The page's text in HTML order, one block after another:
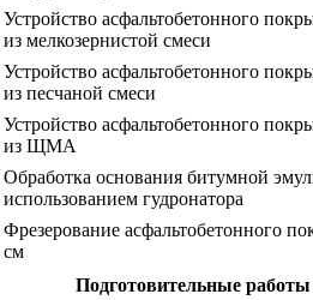
Устройство асфальтобетонного
из мелкозернистой смеси
Устройство асфальтобетонного
из песчаной смеси
Устройство асфальтобетонного
из ЩМА
Обработка основания битумной
использованием гудронатора
Фрезерование асфальтобетонного
см
Подготовительные работы